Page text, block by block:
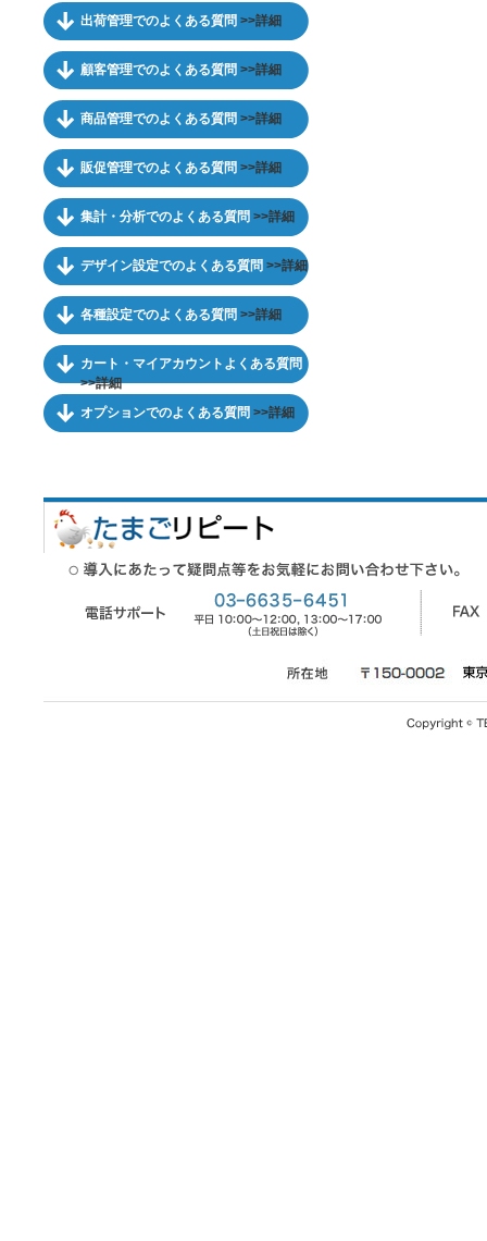
出荷管理でのよくある質問 >>詳細
顧客管理でのよくある質問 >>詳細
商品管理でのよくある質問 >>詳細
販促管理でのよくある質問 >>詳細
集計・分析でのよくある質問 >>詳細
デザイン設定でのよくある質問 >>詳細
各種設定でのよくある質問 >>詳細
カート・マイアカウントよくある質問
>>詳細
オプションでのよくある質問 >>詳細